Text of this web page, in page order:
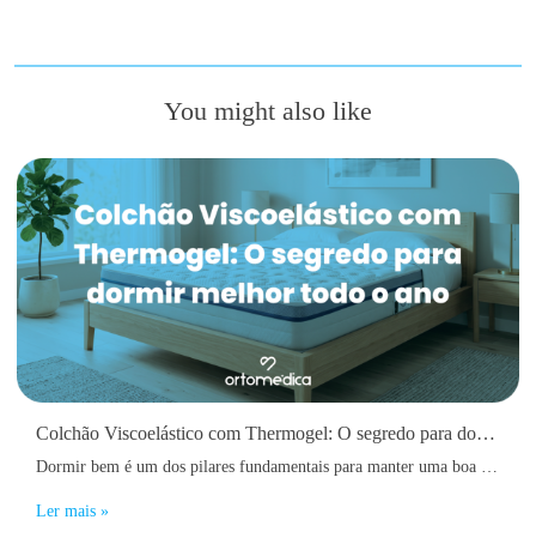
You might also like
Colchão Viscoelástico com Thermogel: O segredo para dormir melhor todo o ano
Ler mais »